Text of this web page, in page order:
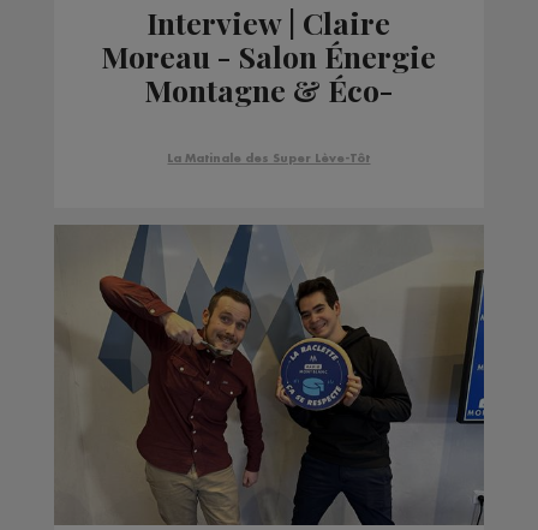
Interview | Claire
Moreau - Salon Énergie
Montagne & Éco-
La Matinale des Super Lève-Tôt